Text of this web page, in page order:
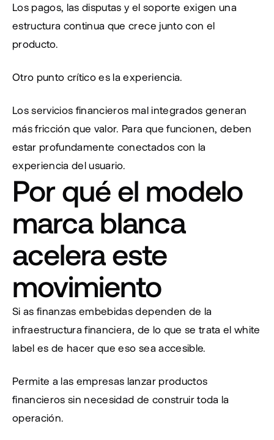
Los pagos, las disputas y el soporte exigen una
estructura continua que crece junto con el
producto.
Otro punto crítico es la experiencia.
Los servicios financieros mal integrados generan
más fricción que valor. Para que funcionen, deben
estar profundamente conectados con la
experiencia del usuario.
Por qué el modelo
marca blanca
acelera este
movimiento
Si as finanzas embebidas dependen de la
infraestructura financiera, de lo que se trata el white
label es de hacer que eso sea accesible.
Permite a las empresas lanzar productos
financieros sin necesidad de construir toda la
operación.